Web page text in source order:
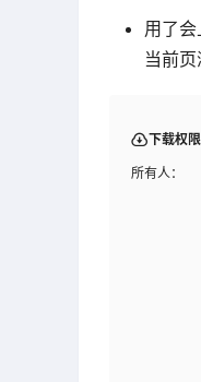
用了
当前
下载权限
所有人：